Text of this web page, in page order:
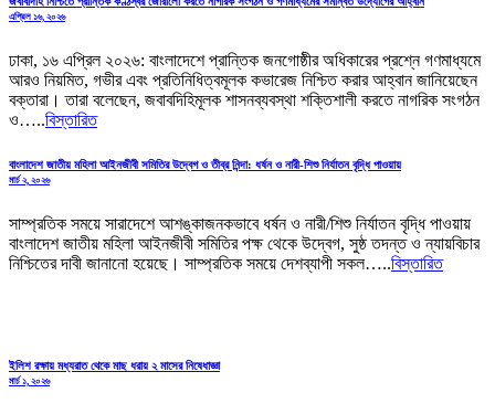
এপ্রিল ১৬, ২০২৬
ঢাকা, ১৬ এপ্রিল ২০২৬: বাংলাদেশে প্রান্তিক জনগোষ্ঠীর অধিকারের প্রশ্নে গণমাধ্যমে
আরও নিয়মিত, গভীর এবং প্রতিনিধিত্বমূলক কভারেজ নিশ্চিত করার আহ্বান জানিয়েছেন
বক্তারা। তারা বলেছেন, জবাবদিহিমূলক শাসনব্যবস্থা শক্তিশালী করতে নাগরিক সংগঠন
ও…..বিস্তারিত
বাংলাদেশ জাতীয় মহিলা আইনজীবী সমিতির উদ্বেগ ও তীব্র নিন্দা: ধর্ষন ও নারী-শিশু নির্যাতন বৃদ্ধি পাওয়ায়
মার্চ ২, ২০২৬
সাম্প্রতিক সময়ে সারাদেশে আশঙ্কাজনকভাবে ধর্ষন ও নারী/শিশু নির্যাতন বৃদ্ধি পাওয়ায়
বাংলাদেশ জাতীয় মহিলা আইনজীবী সমিতির পক্ষ থেকে উদ্বেগ, সুষ্ঠ তদন্ত ও ন্যায়বিচার
নিশ্চিতের দাবী জানানো হয়েছে। সাম্প্রতিক সময়ে দেশব্যাপী সকল…..বিস্তারিত
ইলিশ রক্ষায় মধ্যরাত থেকে মাছ ধরায় ২ মাসের নিষেধাজ্ঞা
মার্চ ১, ২০২৬